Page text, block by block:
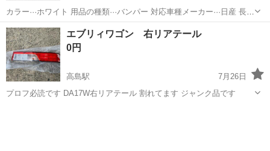
カラー···ホワイト 用品の種類···バンパー 対応車種メーカー···日産 長期
保管品です。 キズ、破れなどはあります。 再塗装前提でお願いしま
す。 詳しいグレードやフィッティングなどは分かりません。 写真での
判断をお願い...
岡山 笠岡市 外装、車外用品 バンパー
エブリィワゴン 右リアテール
0円
高島駅
7月26日
プロフ必読です DA17W右リアテール 割れてます ジャンク品です